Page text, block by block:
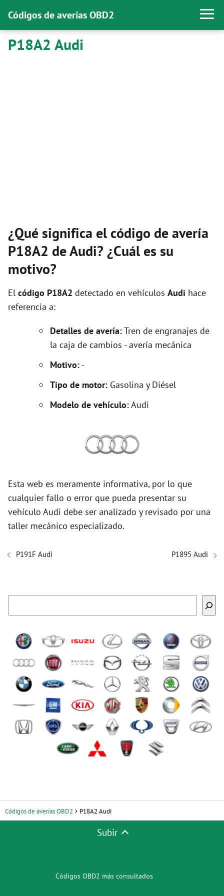
Códigos de averías OBD2
P18A2 Audi
¿Qué significa el código de avería
P18A2 de Audi? ¿Cuál es su
motivo?
El código P18A2 detectado en vehículos Audi hace
referencia a:
Detalles de avería:Tren de engranajes de
la caja de cambios - avería mecánica
Motivo: -
Tipo de motor: Gasolina y Diésel
Modelo de vehículo:Audi
Esta web es meramente informativa, por lo que
cualquier fallo o error que pueda presentar su
vehículo Audi debe ser analizado y revisado por una
taller mecánico especializado.
P191F Audi P1895 Audi
Códigos de averías OBD2 P18A2 Audi
Subir
Códigos OBD2 más consultados